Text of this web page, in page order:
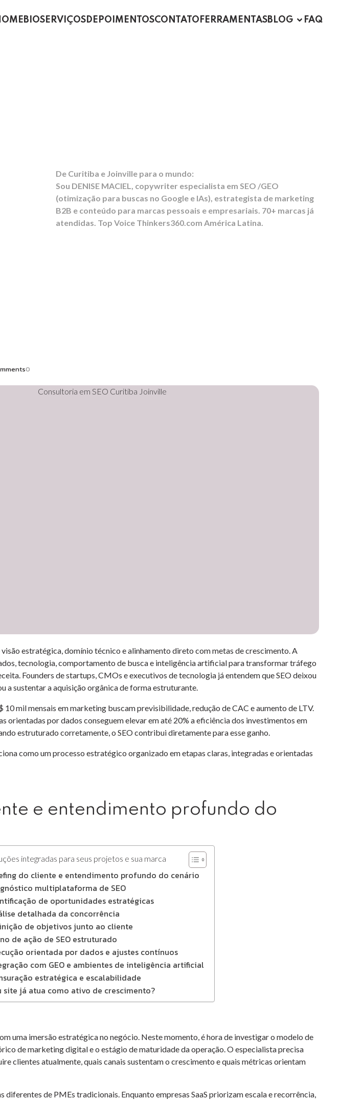
BIOSERVIÇOS DEPOIMENTOSCONTATO FERRAMENTASBLOG FAQ
De Curitiba e Joinville para o mundo:
Sou DENISE MACIEL, copywriter especialista em SEO /GEO
(otimização para buscas no Google e IAs), estrategista de marketing
B2B e conteúdo para marcas pessoais e empresariais. 70+ marcas já
atendidas. Top Voice Thinkers360.com América Latina.
0
estratégica, domínio técnico e alinhamento direto com metas de crescimento. A
tecnologia, comportamento de busca e inteligência artificial para transformar tráfego
Founders de startups, CMOs e executivos de tecnologia já entendem que SEO deixou
a sustentar a aquisição orgânica de forma estruturante.
10 mil mensais em marketing buscam previsibilidade, redução de CAC e aumento de LTV.
orientadas por dados conseguem elevar em até 20% a eficiência dos investimentos em
estruturado corretamente, o SEO contribui diretamente para esse ganho.
como um processo estratégico organizado em etapas claras, integradas e orientadas
e entendimento profundo do
integradas para seus projetos e sua marca
do cliente e entendimento profundo do cenário
multiplataforma de SEO
de oportunidades estratégicas
detalhada da concorrência
de objetivos junto ao cliente
de ação de SEO estruturado
orientada por dados e ajustes contínuos
com GEO e ambientes de inteligência artificial
estratégica e escalabilidade
site já atua como ativo de crescimento?
uma imersão estratégica no negócio. Neste momento, é hora de investigar o modelo de
de marketing digital e o estágio de maturidade da operação. O especialista precisa
clientes atualmente, quais canais sustentam o crescimento e quais métricas orientam
diferentes de PMEs tradicionais. Enquanto empresas SaaS priorizam escala e recorrência,